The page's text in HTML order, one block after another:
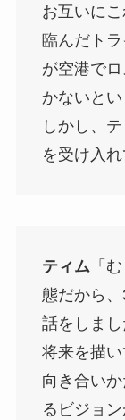
お互いに
臨んだト
が空港で
かないと
しかし、
を受け入れ
ティム「
態だから
話をしま
将来を描
向き合い
るビジョン